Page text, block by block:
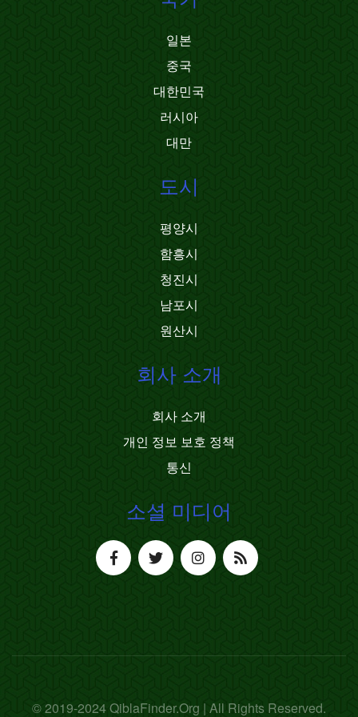
일본
중국
대한민국
러시아
대만
도시
평양시
함흥시
청진시
남포시
원산시
회사 소개
회사 소개
개인 정보 보호 정책
통신
소셜 미디어
© 2019-2024 QiblaFinder.Org | All Rights Reserved.